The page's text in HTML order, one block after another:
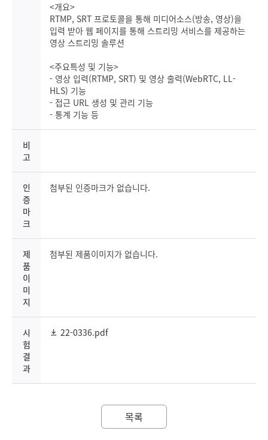
<개요>
RTMP, SRT 프로토콜을 통해 미디어소스(방송, 영상)을
입력 받아 웹 페이지를 통해 스트리밍 서비스를 제공하는
영상 스트리밍 솔루션
<주요특성 및 기능>
- 영상 입력(RTMP, SRT) 및 영상 출력(WebRTC, LL-
HLS) 기능
- 접근 URL 생성 및 관리 기능
- 통계 기능 등
비
고
인
증
마
크
첨부된 인증마크가 없습니다.
제
품
이
미
지
첨부된 제품이미지가 없습니다.
시
험
결
과
22-0336.pdf
목록